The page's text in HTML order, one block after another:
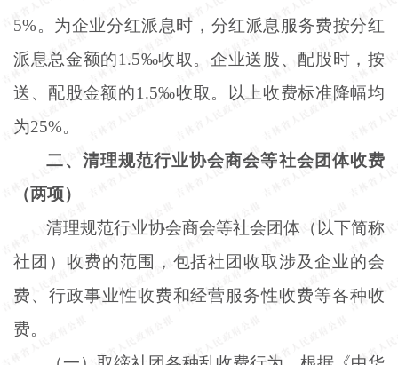
5%。为企业分红派息时，分红派息服务费按分红
派息总金额的1.5‰收取。企业送股、配股时，按
送、配股金额的1.5‰收取。以上收费标准降幅均
为25%。
二、清理规范行业协会商会等社会团体收费
（两项）
清理规范行业协会商会等社会团体（以下简称
社团）收费的范围，包括社团收取涉及企业的会
费、行政事业性收费和经营服务性收费等各种收
费。